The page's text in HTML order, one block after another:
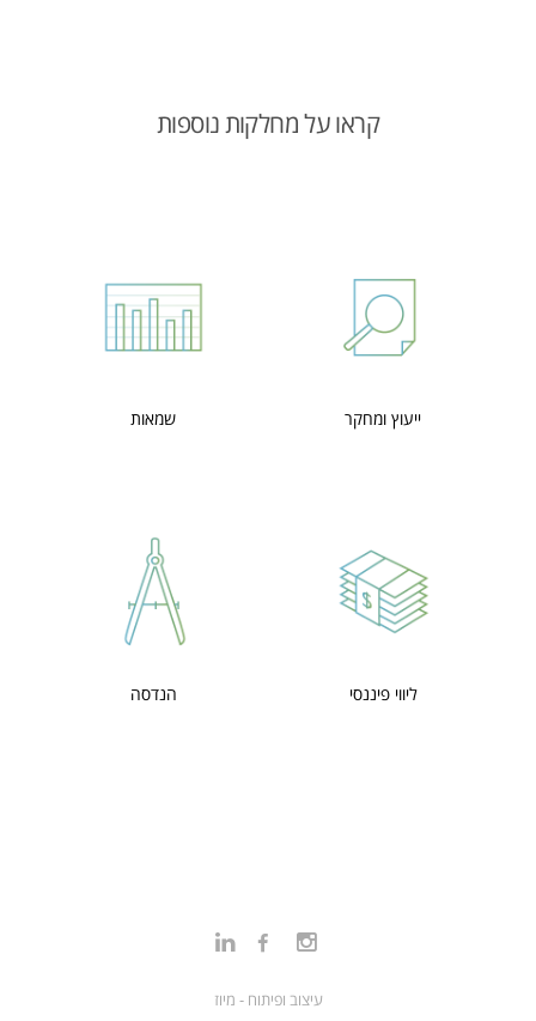
קראו על מחלקות נוספות
ייעוץ ומחקר שמאות
ליווי פיננסי הנדסה
LIN
עיצוב ופיתוח - מיוז